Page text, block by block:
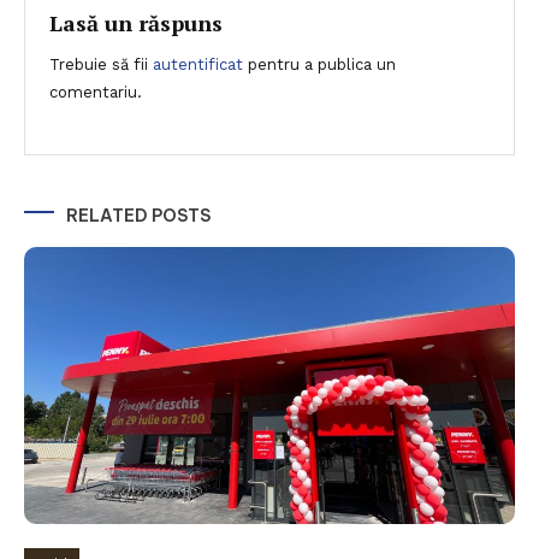
articole
Lasă un răspuns
Trebuie să fii autentificat pentru a publica un
comentariu.
RELATED POSTS